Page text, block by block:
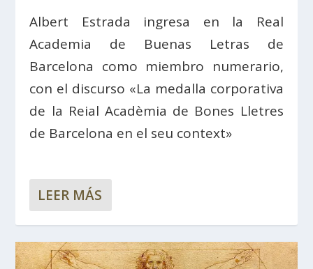
Albert Estrada ingresa en la Real
Academia de Buenas Letras de
Barcelona como miembro numerario,
con el discurso «La medalla corporativa
de la Reial Acadèmia de Bones Lletres
de Barcelona en el seu context»
LEER MÁS